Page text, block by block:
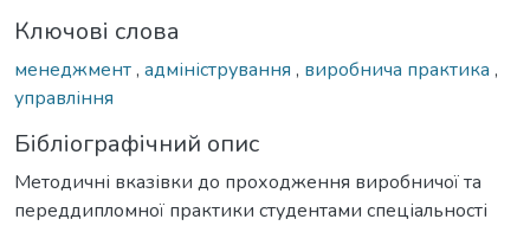
Ключові слова
менеджмент, адміністрування , виробнича практика ,
управління
Бібліографічний опис
Методичні вказівки до проходження виробничої та
переддипломної практики студентами спеціальності